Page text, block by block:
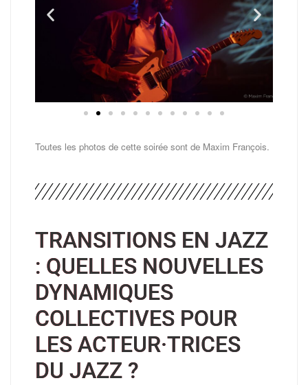
Toutes les photos de cette soirée sont de Maxim François.
TRANSITIONS EN JAZZ
: QUELLES NOUVELLES
DYNAMIQUES
COLLECTIVES POUR
LES ACTEUR·TRICES
DU JAZZ ?